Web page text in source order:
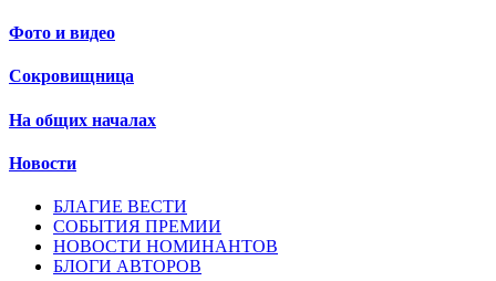
Фото и видео
Сокровищница
На общих началах
Новости
БЛАГИЕ ВЕСТИ
СОБЫТИЯ ПРЕМИИ
НОВОСТИ НОМИНАНТОВ
БЛОГИ АВТОРОВ